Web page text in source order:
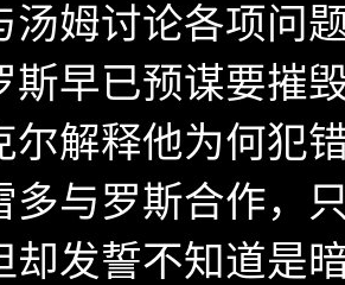
汤姆讨论各项问
斯早已预谋要摧
尔解释他为何犯
多与罗斯合作，
却发誓不知道是